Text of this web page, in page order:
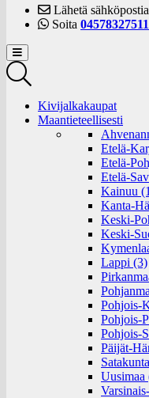
Lähetä sähköpostia
Soita 04578327511
Kivijalkakaupat
Maantieteellisesti
Etelä-
Etelä-
Etelä-
Kainuu
Kanta-
Keski-
Keski-
Lappi (3)
Pohjois-
Pohjois-
Pohjois-
Päijät-
Uusimaa